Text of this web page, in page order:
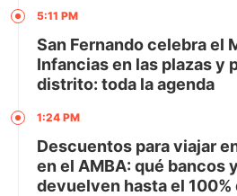
5:11 PM
San Fernando celebra el
Infancias en las plazas y
distrito: toda la agenda
1:24 PM
Descuentos para viajar
en el AMBA: qué bancos
devuelven hasta el 100%